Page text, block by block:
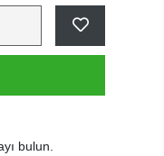
bulun.